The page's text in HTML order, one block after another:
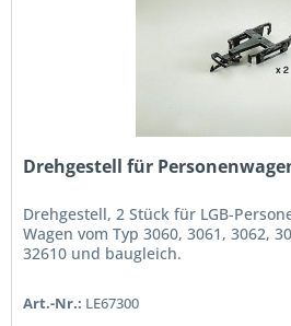
Drehgestell für
Drehgestell, 2 Stück für LGB-
Wagen vom Typ 3060, 3061, 3062,
32610 und baugleich.
Art.-Nr.: LE67300